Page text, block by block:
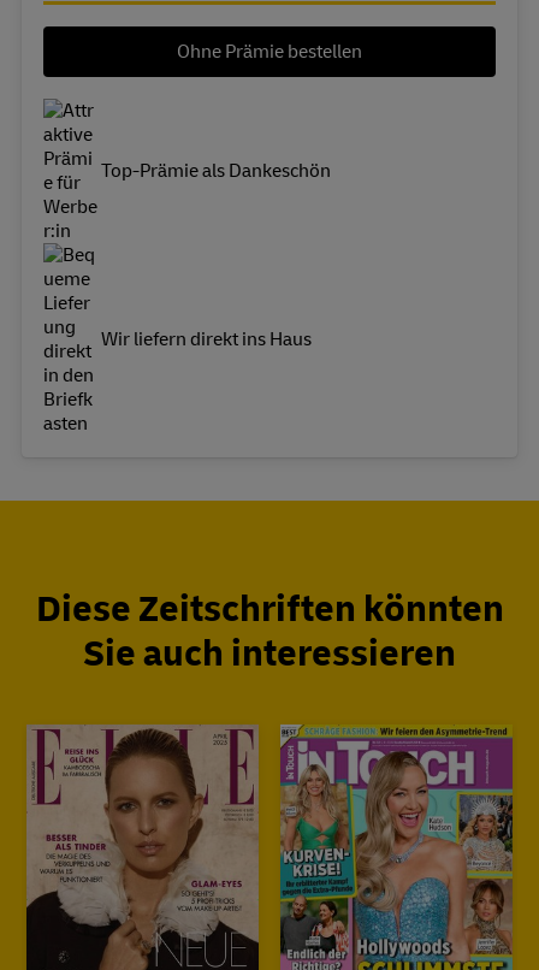
Ohne Prämie bestellen
Top-Prämie als Dankeschön
Wir liefern direkt ins Haus
Diese Zeitschriften könnten
Sie auch interessieren